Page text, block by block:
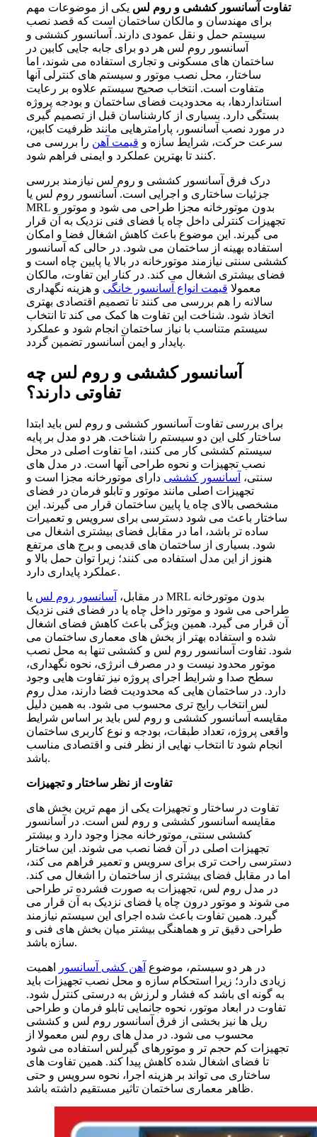
تفاوت آسانسور کششی و روم لس یکی از موضوعات مهم
برای مهندسان و مالکان ساختمان است که قصد نصب
سیستم حمل و نقل عمودی دارند. آسانسور کششی و
آسانسور روم لس هر دو برای جابه جایی کابین در
ساختمان های مسکونی و تجاری استفاده می شوند، اما
ساختار، محل نصب موتور و سیستم های کنترلی آنها
متفاوت است. انتخاب صحیح سیستم علاوه بر رعایت
استانداردها، به محدودیت فضای ساختمان و بودجه پروژه
بستگی دارد. بسیاری از کارشناسان قبل از تصمیم گیری
در مورد نصب آسانسور، پارامترهایی مانند ظرفیت کابین،
سرعت حرکت، شرایط سازه و قیمت آهن را بررسی می
کنند تا بهترین عملکرد و ایمنی فراهم شود.
درک فرق آسانسور کششی و روم لس نیازمند بررسی
جزئیات ساختاری و اجرایی است. آسانسور روم لس یا
MRL بدون موتورخانه مجزا طراحی می شود و موتور و
تجهیزات کنترلی داخل چاه یا فضای فنی نزدیک به آن قرار
می گیرند. این موضوع باعث کاهش اشغال فضا و امکان
استفاده بهینه از ساختمان می شود. در حالی که آسانسور
کششی سنتی نیازمند موتورخانه در بالا یا پایین چاه است و
فضای بیشتری اشغال می کند. در کنار این تفاوت، مالکان
معمولا قیمت انواع آسانسور خانگی و هزینه نگهداری
سالانه را هم بررسی می کنند تا تصمیم اقتصادی بهتری
اتخاذ شود. شناخت این تفاوت ها کمک می کند تا انتخاب
سیستم متناسب با نیاز ساختمان انجام شود و عملکرد
پایدار و ایمن آسانسور تضمین گردد.
آسانسور کششی و روم لس چه
تفاوتی دارند؟
برای بررسی تفاوت آسانسور کششی و روم لس باید ابتدا
ساختار کلی این دو سیستم را شناخت. هر دو مدل بر پایه
سیستم کششی کار می کنند، اما تفاوت اصلی در محل
نصب تجهیزات و نحوه طراحی آنها است. در مدل های
سنتی، آسانسور کششی دارای موتورخانه مجزا است و
تجهیزات اصلی مانند موتور و تابلو فرمان در فضای
مشخصی بالای چاه یا پایین ساختمان قرار می گیرند. این
ساختار باعث می شود دسترسی برای سرویس و تعمیرات
ساده تر باشد، اما در مقابل فضای بیشتری اشغال می
شود. بسیاری از ساختمان های قدیمی و برج های مرتفع
هنوز از این مدل استفاده می کنند؛ زیرا توان حمل بالا و
عملکرد پایداری دارد.
در مقابل، آسانسور روم لس یا MRL بدون موتورخانه
طراحی می شود و موتور داخل چاه یا در فضای فنی نزدیک
آن قرار می گیرد. همین ویژگی باعث کاهش فضای اشغال
شده و استفاده بهتر از بخش های معماری ساختمان می
شود. تفاوت آسانسور روم لس و کششی تنها به محل نصب
موتور محدود نیست و در مصرف انرژی، نحوه نگهداری،
سطح صدا و شرایط اجرای پروژه نیز تفاوت هایی وجود
دارد. در ساختمان هایی که محدودیت فضا دارند، مدل روم
لس انتخاب رایج تری محسوب می شود. به همین دلیل
مقایسه آسانسور کششی و روم لس باید بر اساس شرایط
واقعی پروژه، تعداد طبقات، بودجه و نوع کاربری ساختمان
انجام شود تا انتخاب نهایی از نظر فنی و اقتصادی مناسب
باشد.
تفاوت از نظر ساختار و تجهیزات
تفاوت در ساختار و تجهیزات یکی از مهم ترین بخش های
مقایسه آسانسور کششی و روم لس است. در آسانسور
کششی سنتی، موتورخانه مجزا وجود دارد و بیشتر
تجهیزات اصلی در آن فضا نصب می شوند. این ساختار
دسترسی راحت تری برای سرویس و تعمیر فراهم می کند،
اما در مقابل فضای بیشتری از ساختمان را اشغال می کند.
در مدل روم لس، تجهیزات به صورت فشرده تر طراحی
می شوند و موتور درون چاه یا فضای نزدیک به آن قرار می
گیرد. همین تفاوت باعث شده اجرای این سیستم نیازمند
طراحی دقیق تر و هماهنگی بیشتر میان بخش های فنی و
سازه باشد.
در هر دو سیستم، موضوع آهن کشی آسانسور
اهمیت
زیادی دارد؛ زیرا استحکام سازه و محل نصب تجهیزات باید
به گونه ای باشد که فشار و لرزش به درستی کنترل شود.
تفاوت در ابعاد موتور، نحوه جانمایی تابلو فرمان و طراحی
ریل ها نیز بخشی از فرق آسانسور روم لس و کششی
محسوب می شود. در مدل های روم لس معمولا از
تجهیزات کم حجم تر و موتورهای گیرلس استفاده می شود
تا فضای اشغال شده کاهش پیدا کند. همین تفاوت های
ساختاری می تواند بر هزینه اجرا، نحوه سرویس و حتی
ظاهر معماری ساختمان تاثیر مستقیم داشته باشد.